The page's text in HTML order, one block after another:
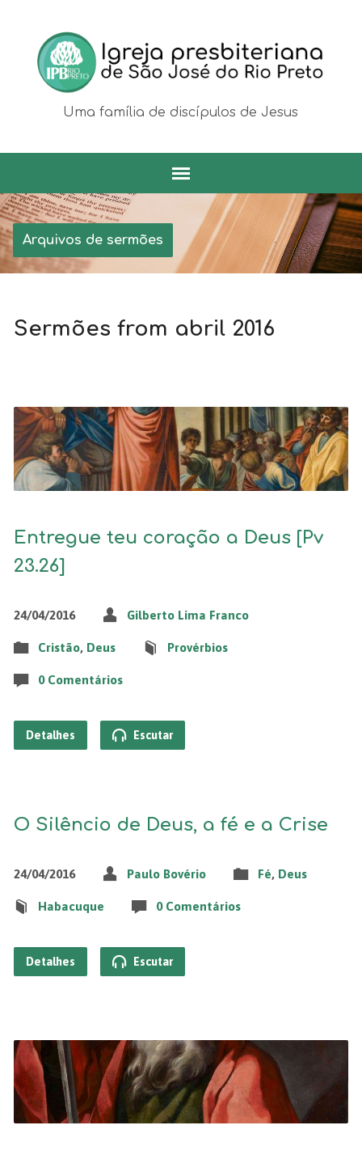
Uma família de discípulos de Jesus
Arquivos de sermões
Sermões from abril 2016
Entregue teu coração a Deus [Pv
23.26]
24/04/2016 Gilberto Lima Franco
Cristão, Deus Provérbios
0 Comentários
Detalhes Escutar
O Silêncio de Deus, a fé e a Crise
24/04/2016 Paulo Bovério Fé, Deus
Habacuque 0 Comentários
Detalhes Escutar